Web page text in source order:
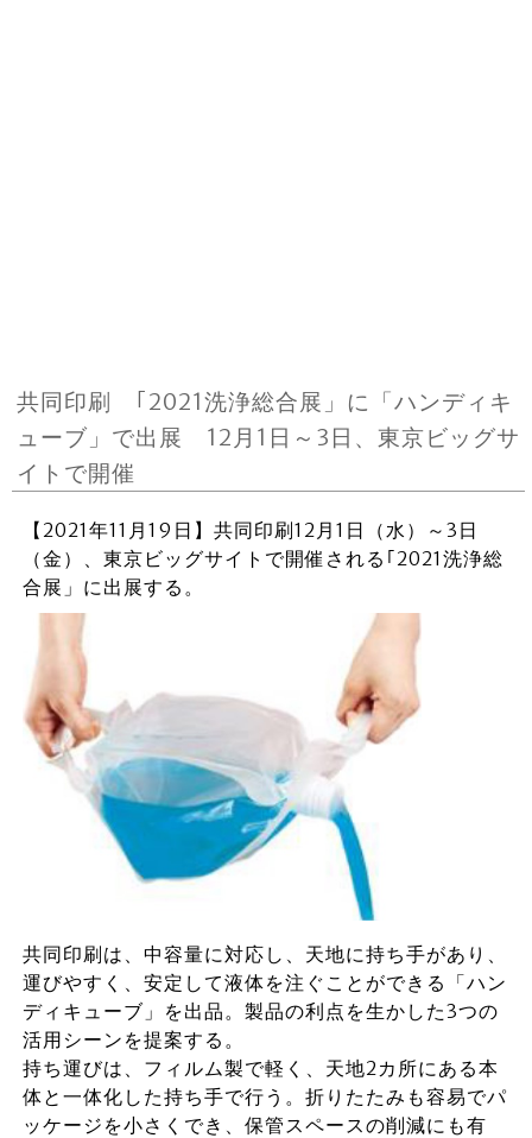
共同印刷 ｢2021洗浄総合展」に「ハンディキ
ューブ」で出展 12月1日～3日、東京ビッグサ
イトで開催
【2021年11月19日】共同印刷12月1日（水）～3日
（金）、東京ビッグサイトで開催される｢2021洗浄総
合展」に出展する。
共同印刷は、中容量に対応し、天地に持ち手があり、
運びやすく、安定して液体を注ぐことができる「ハン
ディキューブ」を出品。製品の利点を生かした3つの
活用シーンを提案する。
持ち運びは、フィルム製で軽く、天地2カ所にある本
体と一体化した持ち手で行う。折りたたみも容易でパ
ッケージを小さくでき、保管スペースの削減にも有